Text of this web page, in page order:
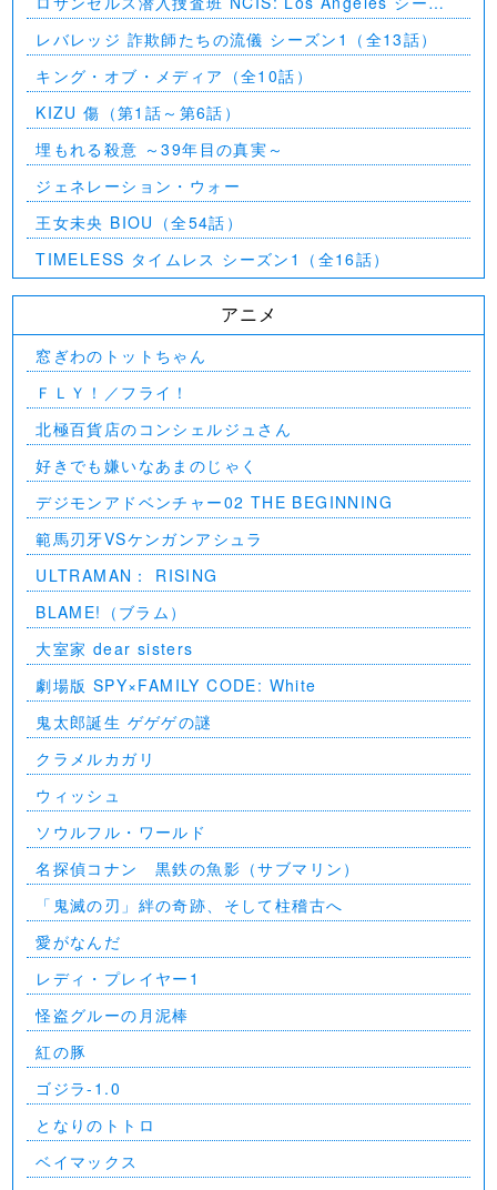
ン5（第2話～第24話）
レバレッジ 詐欺師たちの流儀 シーズン1（全13話）
キング・オブ・メディア（全10話）
KIZU 傷（第1話～第6話）
埋もれる殺意 ～39年目の真実～
ジェネレーション・ウォー
王女未央 BIOU（全54話）
TIMELESS タイムレス シーズン1（全16話）
アニメ
窓ぎわのトットちゃん
ＦＬＹ！／フライ！
北極百貨店のコンシェルジュさん
好きでも嫌いなあまのじゃく
デジモンアドベンチャー02 THE BEGINNING
範馬刃牙VSケンガンアシュラ
ULTRAMAN： RISING
BLAME!（ブラム）
大室家 dear sisters
劇場版 SPY×FAMILY CODE: White
⻤太郎誕生 ゲゲゲの謎
クラメルカガリ
ウィッシュ
ソウルフル・ワールド
名探偵コナン 黒鉄の魚影（サブマリン）
「鬼滅の刃」絆の奇跡、そして柱稽古へ
愛がなんだ
レディ・プレイヤー1
怪盗グルーの月泥棒
紅の豚
ゴジラ-1.0
となりのトトロ
ベイマックス